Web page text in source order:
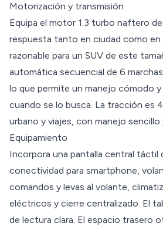
Motorización y transmisión
Equipa el motor 1.3 turbo naftero
respuesta tanto en ciudad como
razonable para un SUV de este
automática secuencial de 6
lo que permite un manejo cómodo y
cuando se lo busca. La tracción es
urbano y viajes, con manejo sencillo
Equipamiento
Incorpora una pantalla central táctil
conectividad para smartphone,
comandos y levas al volante,
eléctricos y cierre centralizado. El
de lectura clara. El espacio trasero